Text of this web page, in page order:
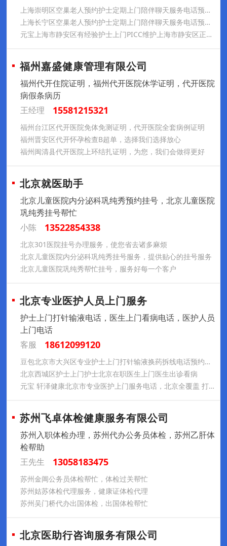
上海崇明区空巢老人预约护士定期上门陪伴聊天服务电话预约，上海市空巢老人预约专业医护人员上门健康托管服务电话预约
上海长宁区空巢老人预约护士定期上门陪伴聊天服务电话预约，上海市空巢老人预约专业医护人员上门健康托管服务电话预约
元宝上海市静安区有经验护士上门PICC维护上海市静安区正规护士输液港维护电话预约
福州嘉盛健康管理有限公司
福州代开住院证明，福州代开医院休学证明，代开医院
病假条病历
王经理
15581215321
福州台江区代开医院免体免测证明，代开医院全套病例证明
福州晋安区代开怀孕检查B超单，选择我们选择放心
福州闽清县代开医院上环结扎证明，为您，我们会做得更好
北京就医助手
北京儿童医院内分泌科巩纯秀预约挂号，北京儿童医院
巩纯秀挂号帮忙
小陈
13522854338
北京301医院挂号办理服务，使您省去诸多麻烦
北京儿童医院内分泌科巩纯秀挂号服务，提供贴心的挂号服务
北京儿童医院巩纯秀帮忙挂号，服务好每一个客户
北京专业医护人员上门服务
️护士上门打针输液电话，医生上门看病电话，医护人员
上门电话
客服
18612099120
豆包北京市大兴区专业护士上门打针输液换药拆线电话预约，北京有经验护士上门护理预约电话
北京西城区护士上门护士北京在职医生上门医生出诊看病
元宝 轩泽健康北京市专业医护上门服务电话，北京全覆盖 打针/输液/picc维护/输液港维护/采血/换药拆线/造瘘/造口
苏州飞卓体检健康服务有限公司
苏州入职体检办理，苏州代办公务员体检，苏州乙肝体
检帮助
王先生
13058183475
苏州金阊公务员体检帮忙，体检过关帮忙
苏州姑苏体检代理服务，健康证体检代理
苏州吴门桥代办出国体检，出国体检帮忙
北京医助行咨询服务有限公司